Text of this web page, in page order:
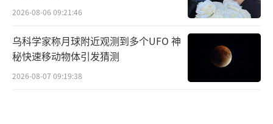
2026-08-06 09:21:46
乌科学家称月球附近观测到多个UFO 神
秘快速移动物体引发猜测
2026-08-07 09:19:38